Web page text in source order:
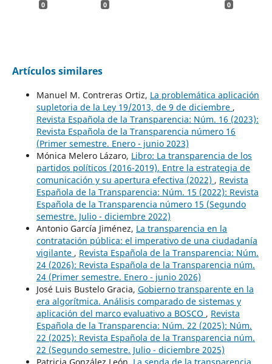
0 0 0
Artículos similares
Manuel M. Contreras Ortiz, La problemática aplicación
supletoria de la Ley 19/2013, de 9 de diciembre ,
Revista Española de la Transparencia: Núm. 16 (2023):
Revista Española de la Transparencia número 16
(Primer semestre. Enero - junio 2023)
Mónica Melero Lázaro, Libro: La transparencia de los
partidos políticos (2016-2019). Entre la estrategia de
comunicación y su apertura efectiva (2022) , Revista
Española de la Transparencia: Núm. 15 (2022): Revista
Española de la Transparencia número 15 (Segundo
semestre. Julio - diciembre 2022)
Antonio García Jiménez, La transparencia en la
contratación pública: el imperativo de una ciudadanía
vigilante , Revista Española de la Transparencia: Núm.
24 (2026): Revista Española de la Transparencia núm.
24 (Primer semestre. Enero - junio 2026)
José Luis Bustelo Gracia, Gobierno transparente en la
era algorítmica. Análisis comparado de sistemas y
aplicación del marco evaluativo a BOSCO , Revista
Española de la Transparencia: Núm. 22 (2025): Núm.
22 (2025): Revista Española de la Transparencia núm.
22 (Segundo semestre. Julio - diciembre 2025)